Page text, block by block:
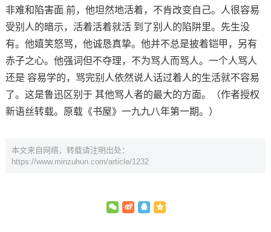
非难和陷害面 前，他坦然地活着，不肯改变自己。人很容易
受别人的暗示，活着活着就活 到了别人的陷阱里。先生没
有。他嬉笑怒骂，他诚恳真挚。他并不总是披着铠甲，另有
赤子之心。他强词但不夺理，不为骂人而骂人。一个人骂人
还是 容易学的，骂完别人依然说人话过着人的生活就不容易
了。这是鲁迅区别于 其他骂人者的最大的方面。（作者授权
新语丝转载。原载《书屋》一九九八年第一期。）
本文来自网络，转载请注明出处：
https://www.minzuhun.com/article/1232